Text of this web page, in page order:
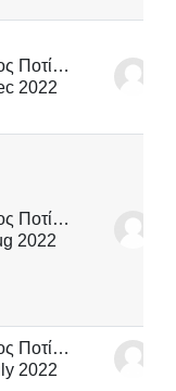
Πέτρος Ποτίκας
2022
Πέτρος Ποτίκας
2022
Πέτρος Ποτίκας
2022